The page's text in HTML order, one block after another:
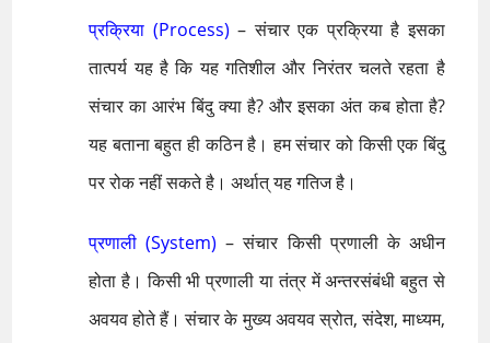
प्रक्रिया (Process) – संचार एक प्रक्रिया है इसका
तात्पर्य यह है कि यह गतिशील और निरंतर चलते रहता है
संचार का आरंभ बिंदु क्या है? और इसका अंत कब होता है?
यह बताना बहुत ही कठिन है। हम संचार को किसी एक बिंदु
पर रोक नहीं सकते है। अर्थात् यह गतिज है।
प्रणाली (System) – संचार किसी प्रणाली के अधीन
होता है। किसी भी प्रणाली या तंत्र में अन्तरसंबंधी बहुत से
अवयव होते हैं। संचार के मुख्य अवयव स्रोत, संदेश, माध्यम,